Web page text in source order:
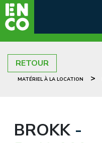
RETOUR
MATÉRIEL À LA LOCATION >
BROKK -